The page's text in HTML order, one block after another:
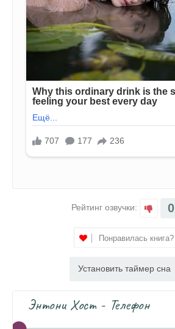
Рейтинг озвучки: 0
Понравилась книга?
Установить таймер сна
Энтони Хост - Телефон